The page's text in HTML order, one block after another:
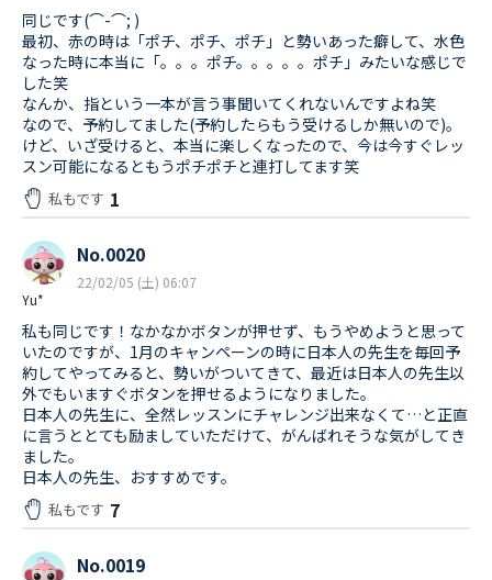
同じです(⌒-⌒; )
最初、赤の時は「ポチ、ポチ、ポチ」と勢いあった癖して、水色
なった時に本当に「。。。ポチ。。。。。ポチ」みたいな感じで
した笑
なんか、指という一本が言う事聞いてくれないんですよね笑
なので、予約してました(予約したらもう受けるしか無いので)。
けど、いざ受けると、本当に楽しくなったので、今は今すぐレッ
スン可能になるともうポチポチと連打してます笑
私もです 1
Yu*
No.0020
22/02/05 (土) 06:07
私も同じです！なかなかボタンが押せず、もうやめようと思って
いたのですが、1月のキャンペーンの時に日本人の先生を毎回予
約してやってみると、勢いがついてきて、最近は日本人の先生以
外でもいますぐボタンを押せるようになりました。
日本人の先生に、全然レッスンにチャレンジ出来なくて…と正直
に言うととても励ましていただけて、がんばれそうな気がしてき
ました。
日本人の先生、おすすめです。
私もです 7
No.0019